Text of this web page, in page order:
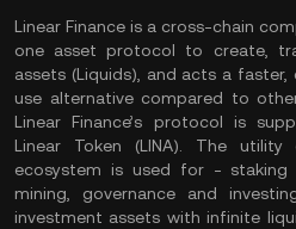
Linear Finance is a cross-chain
one asset protocol to create,
assets (Liquids), and acts a faster,
use alternative compared to
Linear Finance’s protocol is
Linear Token (LINA). The
ecosystem is used for - staking
mining, governance and
investment assets with infinite